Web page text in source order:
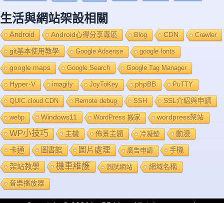
生活與網站架設相關
Android Android心得分享專區 Blog CDN Crawler
git基本使用教學 Google Adsense google fonts
google maps Google Search Google Tag Manager
Hyper-V imagify JoyToKey phpBB PuTTY
QUIC.cloud CDN Remote debug SSH SSL介紹與申請
webp Windows11 WordPress 搬家 wordpress架站
WP小技巧 主機 佈景主題 冷凝墊 動漫
卡通 圖書館 圖片處理 廣告申請 手機
架站教學 機車維護 測試網站 網域名稱
音樂播放器